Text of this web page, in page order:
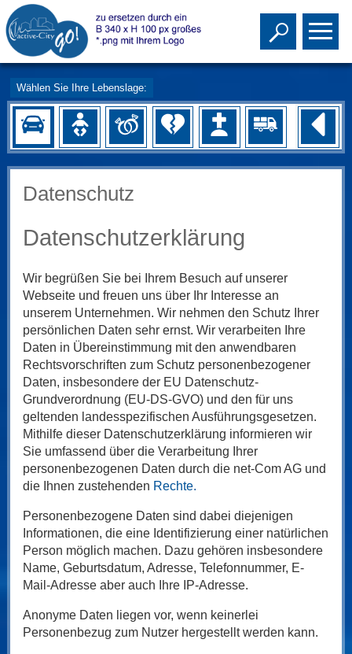
Toggle
Wählen Sie Ihre Lebenslage:
Datenschutz
Datenschutzerklärung
Wir begrüßen Sie bei Ihrem Besuch auf unserer
Webseite und freuen uns über Ihr Interesse an
unserem Unternehmen. Wir nehmen den Schutz Ihrer
persönlichen Daten sehr ernst. Wir verarbeiten Ihre
Daten in Übereinstimmung mit den anwendbaren
Rechtsvorschriften zum Schutz personenbezogener
Daten, insbesondere der EU Datenschutz-
Grundverordnung (EU-DS-GVO) und den für uns
geltenden landesspezifischen Ausführungsgesetzen.
Mithilfe dieser Datenschutzerklärung informieren wir
Sie umfassend über die Verarbeitung Ihrer
personenbezogenen Daten durch die net-Com AG und
die Ihnen zustehenden Rechte.
Personenbezogene Daten sind dabei diejenigen
Informationen, die eine Identifizierung einer natürlichen
Person möglich machen. Dazu gehören insbesondere
Name, Geburtsdatum, Adresse, Telefonnummer, E-
Mail-Adresse aber auch Ihre IP-Adresse.
Anonyme Daten liegen vor, wenn keinerlei
Personenbezug zum Nutzer hergestellt werden kann.